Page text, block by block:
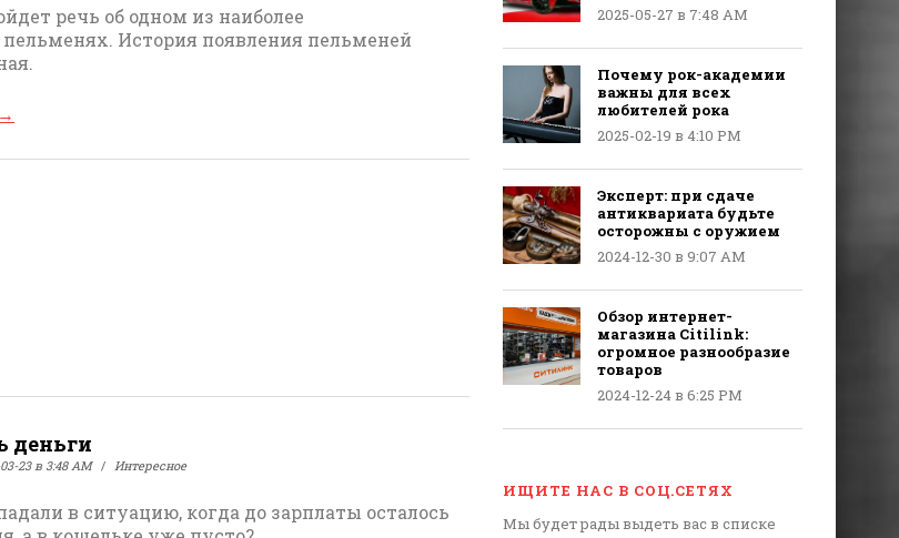
речь об одном из наиболее
История появления пельменей
→
деньги
23 в 3:48 AM Интересное
в ситуацию, когда до зарплаты осталось
2025-05-27 в 7:48 AM
Почему рок-академии
важны для всех
любителей рока
2025-02-19 в 4:10 PM
Эксперт: при сдаче
антиквариата будьте
осторожны с оружием
2024-12-30 в 9:07 AM
Обзор интернет-
магазина Citilink:
огромное разнообразие
товаров
2024-12-24 в 6:25 PM
ИЩИТЕ НАС В СОЦ.СЕТЯХ
Мы будет рады выдеть вас в списке